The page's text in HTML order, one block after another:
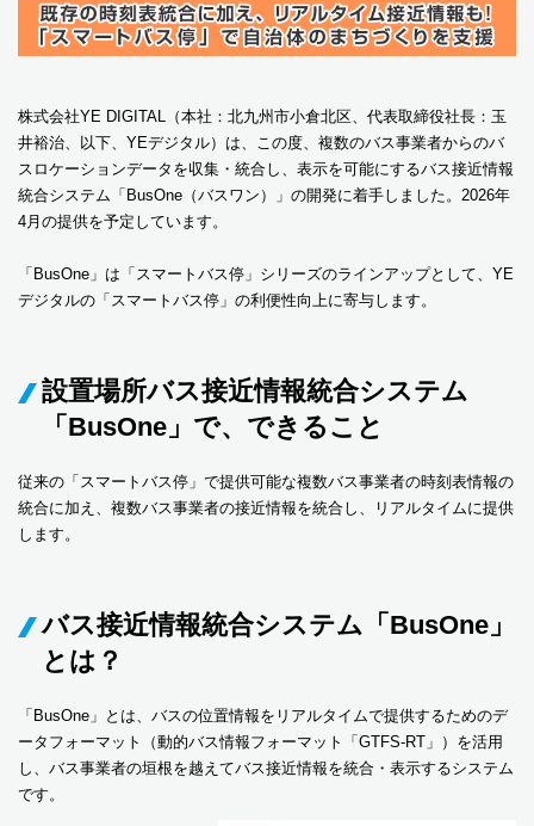
株式会社YE DIGITAL（本社：北九州市小倉北区、代表取締役社長：玉
井裕治、以下、YEデジタル）は、この度、複数のバス事業者からのバ
スロケーションデータを収集・統合し、表示を可能にするバス接近情報
統合システム「BusOne（バスワン）」の開発に着手しました。2026年
4月の提供を予定しています。
「BusOne」は「スマートバス停」シリーズのラインアップとして、YE
デジタルの「スマートバス停」の利便性向上に寄与します。
設置場所バス接近情報統合システム
「BusOne」で、できること
従来の「スマートバス停」で提供可能な複数バス事業者の時刻表情報の
統合に加え、複数バス事業者の接近情報を統合し、リアルタイムに提供
します。
バス接近情報統合システム「BusOne」
とは？
「BusOne」とは、バスの位置情報をリアルタイムで提供するためのデ
ータフォーマット（動的バス情報フォーマット「GTFS-RT」）を活用
し、バス事業者の垣根を越えてバス接近情報を統合・表示するシステム
です。